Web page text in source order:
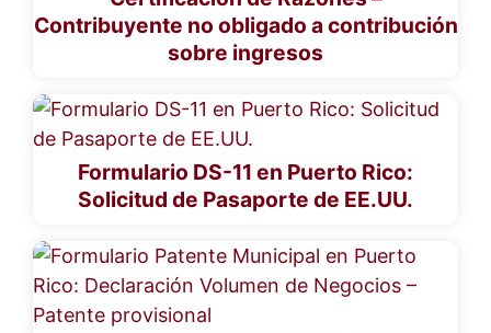
Contribuyente no obligado a contribución
sobre ingresos
Formulario DS-11 en Puerto Rico:
Solicitud de Pasaporte de EE.UU.